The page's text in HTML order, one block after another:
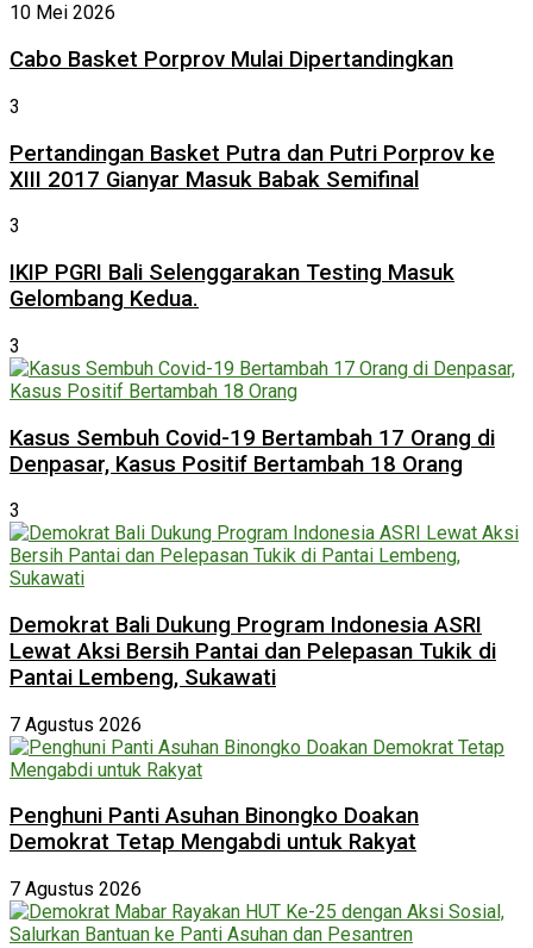
10 Mei 2026
Cabo Basket Porprov Mulai Dipertandingkan
3
Pertandingan Basket Putra dan Putri Porprov ke
XIII 2017 Gianyar Masuk Babak Semifinal
3
IKIP PGRI Bali Selenggarakan Testing Masuk
Gelombang Kedua.
3
Kasus Sembuh Covid-19 Bertambah 17 Orang di
Denpasar, Kasus Positif Bertambah 18 Orang
3
Demokrat Bali Dukung Program Indonesia ASRI
Lewat Aksi Bersih Pantai dan Pelepasan Tukik di
Pantai Lembeng, Sukawati
7 Agustus 2026
Penghuni Panti Asuhan Binongko Doakan
Demokrat Tetap Mengabdi untuk Rakyat
7 Agustus 2026